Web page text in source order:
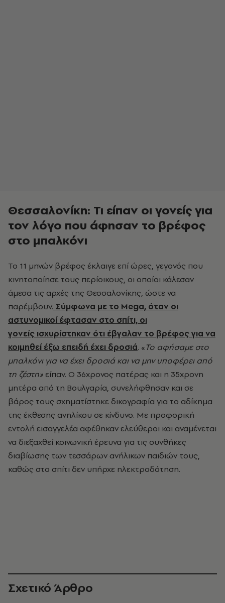
Θεσσαλονίκη: Τι είπαν οι γονείς για
τον λόγο που άφησαν το βρέφος
στο μπαλκόνι
Το 11 μηνών βρέφος έκλαιγε επί ώρες, γεγονός που
κινητοποίησε τους περίοικους, οι οποίοι κάλεσαν
άμεσα τις αρχές της Θεσσαλονίκης, ώστε να
παρέμβουν. Σύμφωνα με το Mega, όταν οι
αστυνομικοί έφτασαν στο σπίτι, οι
γονείς ισχυρίστηκαν ότι έβγαλαν το βρέφος για να
κοιμηθεί έξω επειδή έχει δροσιά. «Το αφήσαμε στο
μπαλκόνι για να έχει δροσιά και να μην υποφέρει από
τη ζέστη» είπαν. Ο 36χρονος πατέρας και η 35χρονη
μητέρα από τη Βουλγαρία, συνελήφθησαν και σε
βάρος τους σχηματίστηκε δικογραφία για το αδίκημα
της έκθεσης ανηλίκου σε κίνδυνο. Με προφορική
εντολή εισαγγελέα αφέθηκαν ελεύθεροι και αναμένεται
να διεξαχθεί κοινωνική έρευνα για τις συνθήκες
διαβίωσης των τεσσάρων ανήλικων παιδιών τους,
καθώς στο σπίτι δεν υπήρχε ηλεκτροδότηση.
Σχετικό Άρθρο